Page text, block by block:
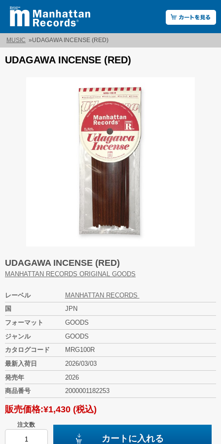
MUSIC »UDAGAWA INCENSE (RED)
UDAGAWA INCENSE (RED)
UDAGAWA INCENSE (RED)
MANHATTAN RECORDS ORIGINAL GOODS
レーベル
MANHATTAN RECORDS
国
JPN
フォーマット
GOODS
ジャンル
GOODS
カタログコード
MRG100R
最新入荷日
2026/03/03
発売年
2026
商品番号
2000001182253
販売価格:¥1,430 (税込)
注文数
カートに入れる